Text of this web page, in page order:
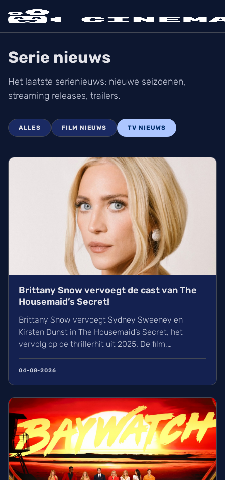
Serie nieuws
Het laatste serienieuws: nieuwe seizoenen,
streaming releases, trailers.
ALLES FILM NIEUWS TV NIEUWS
Brittany Snow vervoegt de cast van The
Housemaid’s Secret!
Brittany Snow vervoegt Sydney Sweeney en
Kirsten Dunst in The Housemaid’s Secret, het
vervolg op de thrillerhit uit 2025. De film,
gebaseerd op de boeken van Freida McFadden,
verschijnt op woensdag 15 december 2027 in de
alles over de cast en de film.
04-08-2026